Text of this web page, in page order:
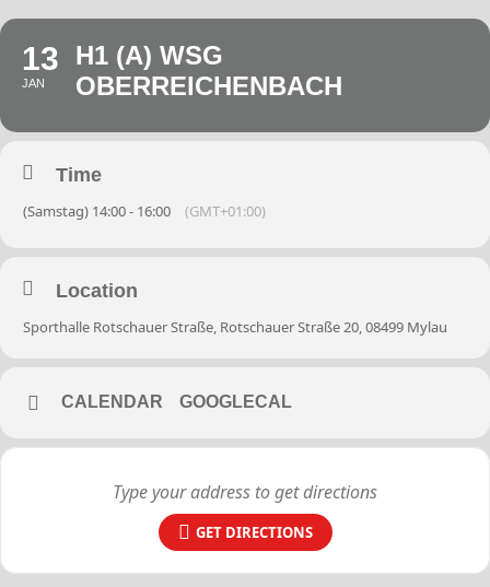
13
JAN
H1 (A) WSG
OBERREICHENBACH
Time
(Samstag) 14:00 - 16:00 (GMT+01:00)
Location
Sporthalle Rotschauer Straße, Rotschauer Straße 20, 08499 Mylau
CALENDAR GOOGLECAL
GET DIRECTIONS